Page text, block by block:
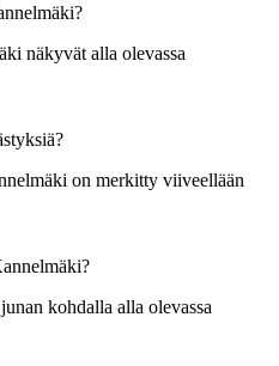
näkyvät alla olevassa
on merkitty viiveellään
kohdalla alla olevassa